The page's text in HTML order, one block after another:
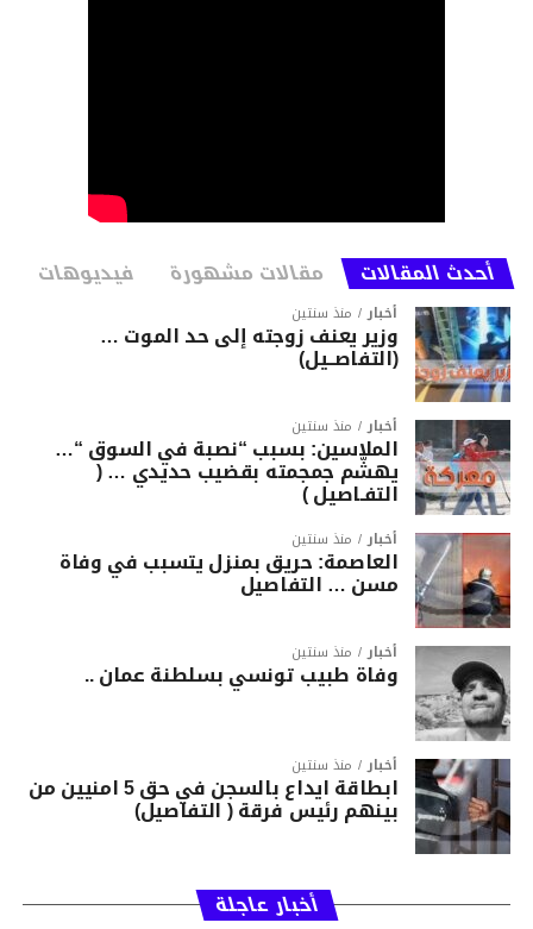
https://youtu.be/zMq27Kvjehk
المصدر: moto1
أحدث المقالات مقالات مشهورة فيديوهات
أخبار منذ سنتين
وزير يعنف زوجته إلى حد الموت …
(التفاصــيل)
أخبار منذ سنتين
الملاسين: بسبب “نصبة في السوق “…
يهشّم جمجمته بقضيب حديدي … (
التفـاصيل )
أخبار منذ سنتين
العاصمة: حريق بمنزل يتسبب في وفاة
مسن … التفاصيل
أخبار منذ سنتين
وفاة طبيب تونسي بسلطنة عمان ..
أخبار منذ سنتين
ابطاقة ايداع بالسجن في حق 5 امنيين من
بينهم رئيس فرقة ( التفاصيل)
أخبار عاجلة